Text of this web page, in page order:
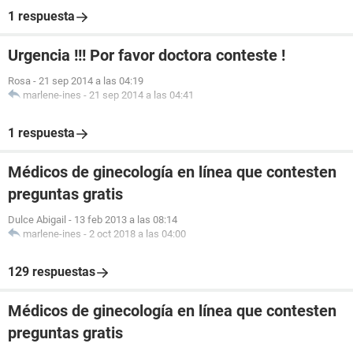
1 respuesta
Urgencia !!! Por favor doctora conteste !
Rosa - 21 sep 2014 a las 04:19
marlene-ines - 21 sep 2014 a las 04:41
1 respuesta
Médicos de ginecología en línea que contesten
preguntas gratis
Dulce Abigail - 13 feb 2013 a las 08:14
marlene-ines - 2 oct 2018 a las 04:00
129 respuestas
Médicos de ginecología en línea que contesten
preguntas gratis